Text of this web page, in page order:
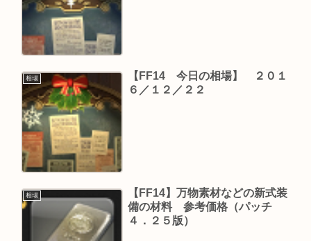
相場
【FF14 今日の相場】 ２０１
６／１２／２２
相場
【FF14】万物素材などの新式装
備の材料 参考価格（パッチ
４．２５版）